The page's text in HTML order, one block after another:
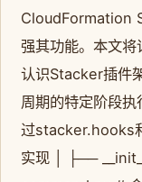
CloudFormation
强其功能。本文
认识Stacker插件
周期的特定阶段
过stacker.hooks
实现 │ ├──